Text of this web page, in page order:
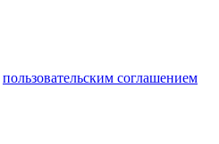
пользовательским соглашением